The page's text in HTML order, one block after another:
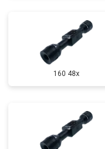
160 48x